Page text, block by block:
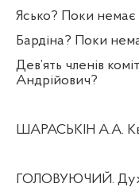
Ясько? Поки немає
Бардіна? Поки
Дев’ять членів
Андрійович?
ШАРАСЬКІН А.А.
ГОЛОВУЮЧИЙ.